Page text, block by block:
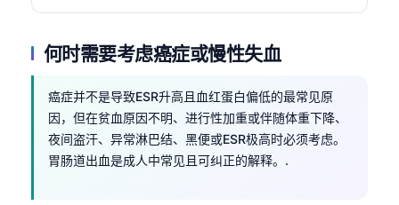
何时需要考虑癌症或慢性失血
癌症并不是导致ESR升高且血红蛋白偏低的最常见原
因，但在贫血原因不明、进行性加重或伴随体重下降、
夜间盗汗、异常淋巴结、黑便或ESR极高时必须考虑。
胃肠道出血是成人中常见且可纠正的解释。.
Татар теле
Беларуская мова
Esperanto
Ślōnskŏ gŏdka